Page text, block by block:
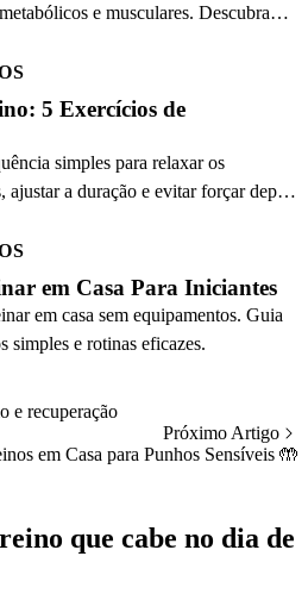
e musculares. Descubra
5 Exercícios de
simples para relaxar os
a duração e evitar forçar depois
em Casa Para Iniciantes
em casa sem equipamentos. Guia
simples e rotinas eficazes.
e recuperação
Próximo Artigo
em Casa para Punhos Sensíveis 🤲
que cabe no dia de